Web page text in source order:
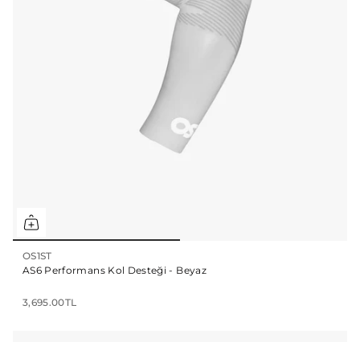
OS1ST
AS6 Performans Kol Desteği - Beyaz
3,695.00TL